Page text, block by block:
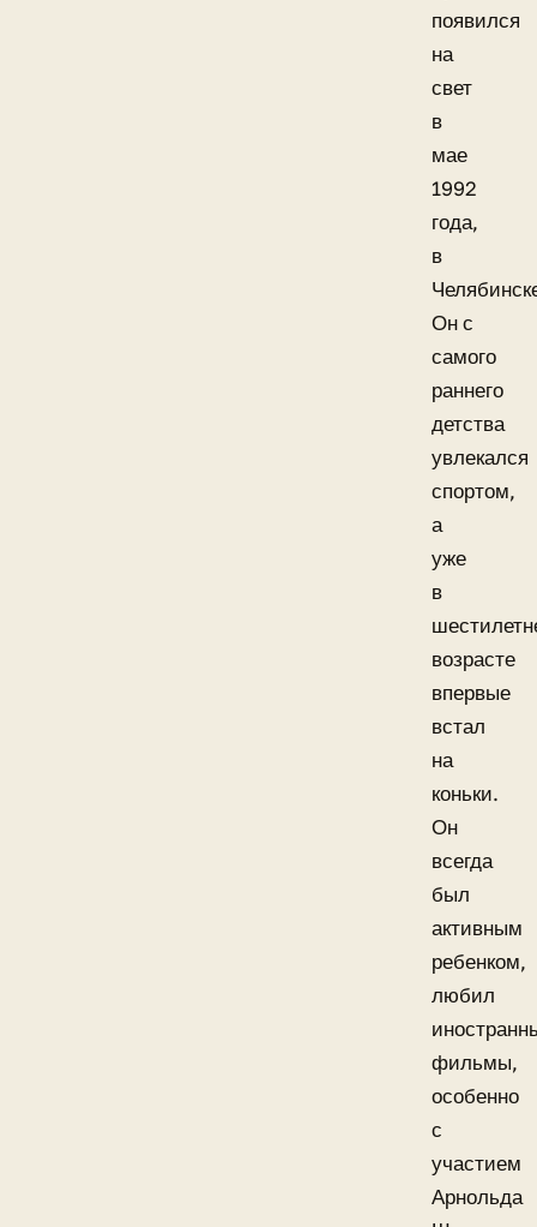
появился
на
свет
в
мае
1992
года,
в
Он с
самого
раннего
детства
увлекался
спортом,
а
уже
в
возрасте
впервые
встал
на
коньки.
Он
всегда
был
активным
ребенком,
любил
фильмы,
особенно
с
участием
Арнольда